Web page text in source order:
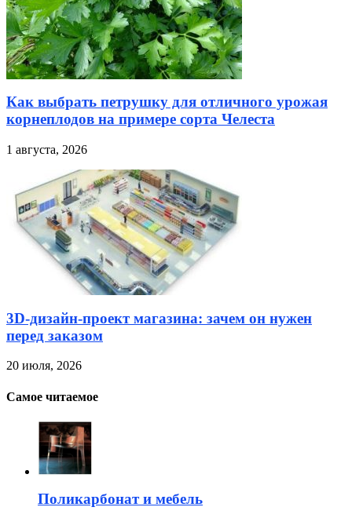
Как выбрать петрушку для отличного урожая
корнеплодов на примере сорта Челеста
1 августа, 2026
3D-дизайн-проект магазина: зачем он нужен
перед заказом
20 июля, 2026
Самое читаемое
Поликарбонат и мебель